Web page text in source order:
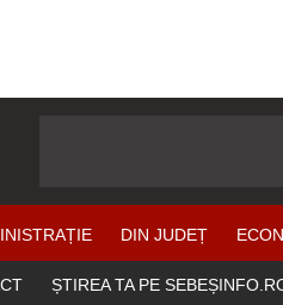
DIN JUDEȚ
ȘTIREA TA PE